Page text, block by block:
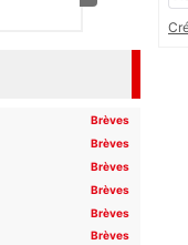
Brèves
Brèves
Brèves
Brèves
Brèves
Brèves